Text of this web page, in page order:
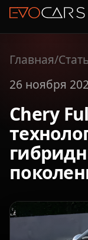
Главная/
26 ноября
Chery